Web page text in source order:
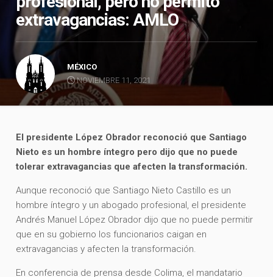
extravagancias: AMLO
MÉXICO
NOVIEMBRE 11, 2021
El presidente López Obrador reconoció que Santiago
Nieto es un hombre íntegro pero dijo que no puede
tolerar extravagancias que afecten la transformación.
Aunque reconoció que Santiago Nieto Castillo es un
hombre íntegro y un abogado profesional, el presidente
Andrés Manuel López Obrador dijo que no puede permitir
que en su gobierno los funcionarios caigan en
extravagancias y afecten la transformación.
En conferencia de prensa desde Colima, el mandatario